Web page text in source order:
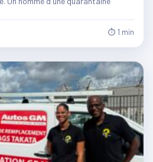
⏱ 1 min